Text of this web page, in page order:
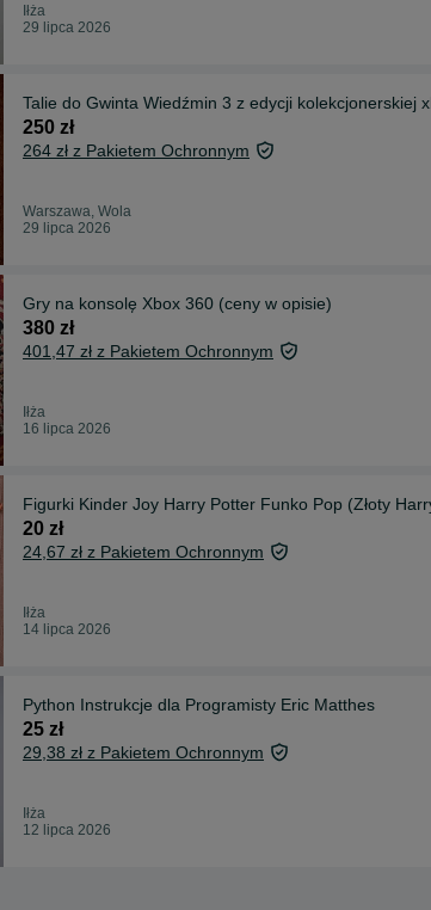
Iłża
29 lipca 2026
Talie do Gwinta Wiedźmin 3 z edycji kolekcjonerskiej
250 zł
264 zł z Pakietem Ochronnym
Warszawa, Wola
29 lipca 2026
Gry na konsolę Xbox 360 (ceny w opisie)
380 zł
401,47 zł z Pakietem Ochronnym
Iłża
16 lipca 2026
Figurki Kinder Joy Harry Potter Funko Pop (Złoty
20 zł
24,67 zł z Pakietem Ochronnym
Iłża
14 lipca 2026
Python Instrukcje dla Programisty Eric Matthes
25 zł
29,38 zł z Pakietem Ochronnym
Iłża
12 lipca 2026